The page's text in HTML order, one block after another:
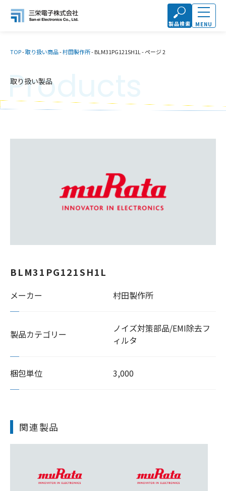
製品検索 MENU
TOP-取り扱い商品-村田製作所-BLM31PG121SH1L -ページ 2
取り扱い製品
Products
BLM31PG121SH1L
メーカー 村田製作所
製品カテゴリー
ノイズ対策部品/EMI除去フ
ィルタ
梱包単位 3,000
関連製品